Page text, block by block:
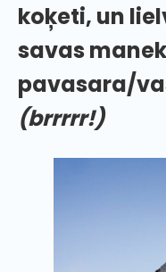
koķeti, un
savas
pavasara/
(brrrrr!)